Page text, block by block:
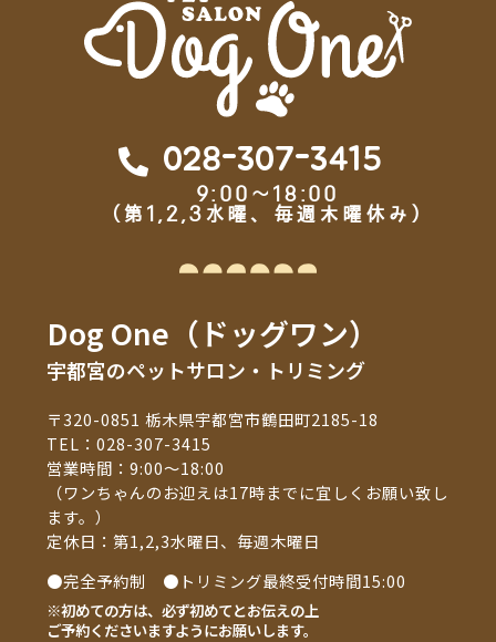
028-307-3415
9:00～18:00
（第1,2,3水曜、毎週木曜休み）
Dog One（ドッグワン）
宇都宮のペットサロン・トリミング
〒320-0851 栃木県宇都宮市鶴田町2185-18
TEL：028-307-3415
営業時間：9:00～18:00
（ワンちゃんのお迎えは17時までに宜しくお願い致し
ます。）
定休日：第1,2,3水曜日、毎週木曜日
●完全予約制 ●トリミング最終受付時間15:00
※初めての方は、必ず初めてとお伝えの上
ご予約くださいますようにお願いします。